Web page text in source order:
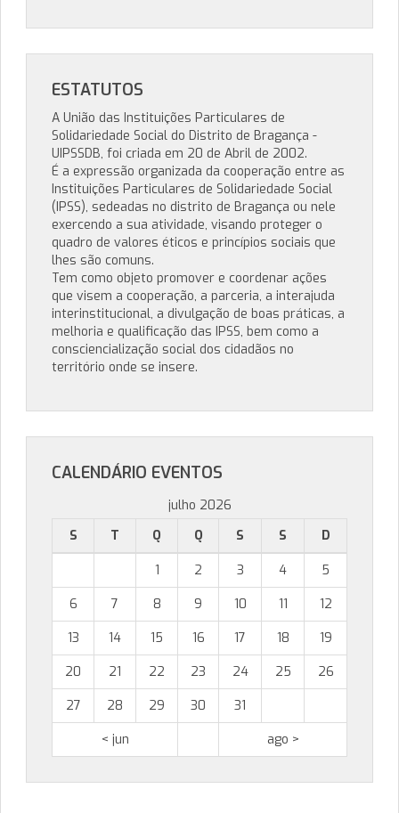
ESTATUTOS
A União das Instituições Particulares de
Solidariedade Social do Distrito de Bragança -
UIPSSDB, foi criada em 20 de Abril de 2002.
É a expressão organizada da cooperação entre as
Instituições Particulares de Solidariedade Social
(IPSS), sedeadas no distrito de Bragança ou nele
exercendo a sua atividade, visando proteger o
quadro de valores éticos e princípios sociais que
lhes são comuns.
Tem como objeto promover e coordenar ações
que visem a cooperação, a parceria, a interajuda
interinstitucional, a divulgação de boas práticas, a
melhoria e qualificação das IPSS, bem como a
consciencialização social dos cidadãos no
território onde se insere.
CALENDÁRIO EVENTOS
julho 2026
S
T Q Q S S D
1 2 3 4
5
6
7 8 9 10 11
12
13
14 15 16 17 18
19
20
21 22 23 24 25
26
27
28 29 30
31
< jun
ago >